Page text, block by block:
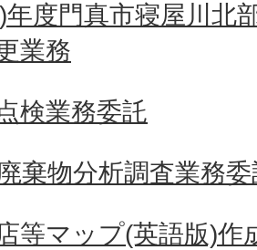
度門真市寝屋川北
業務
検業務委託
棄物分析調査業務委
等マップ(英語版)作